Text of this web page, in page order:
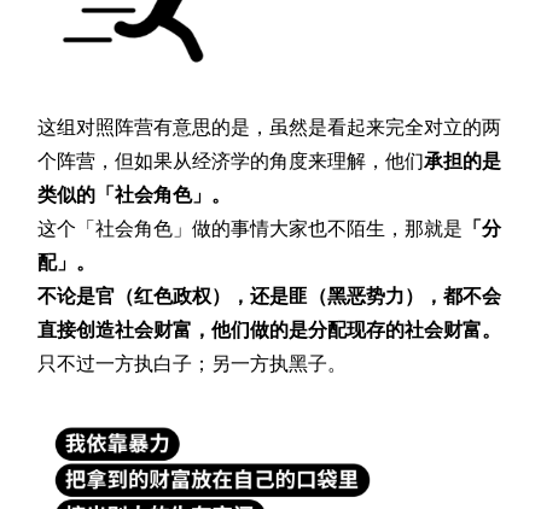
这组对照阵营有意思的是，虽然是看起来完全对立的两
个阵营，但如果从经济学的角度来理解，他们承担的是
类似的「社会角色」。
这个「社会角色」做的事情大家也不陌生，那就是 「分
配」。
不论是官（红色政权），还是匪（黑恶势力），都不会
直接创造社会财富，他们做的是分配现存的社会财富。
只不过一方执白子；另一方执黑子。